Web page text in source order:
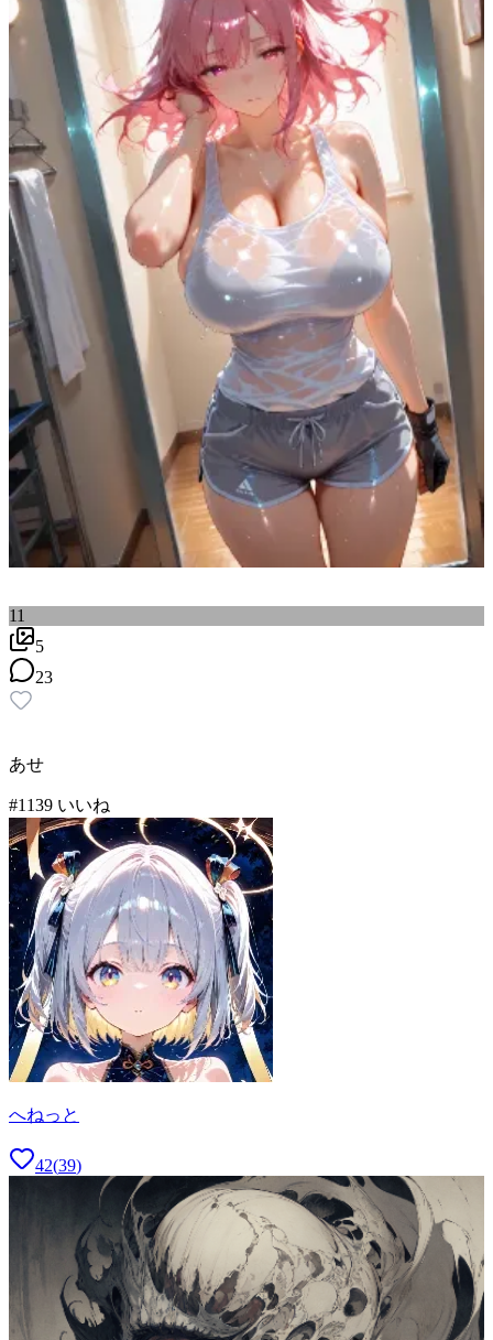
11
5
23
あせ
#1139 いいね
へねっと
42(39)